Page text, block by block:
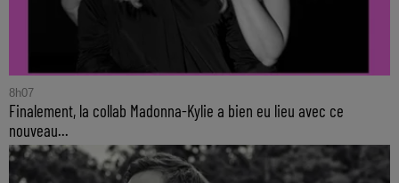
8h07
Finalement, la collab Madonna-Kylie a bien eu lieu avec ce
nouveau...